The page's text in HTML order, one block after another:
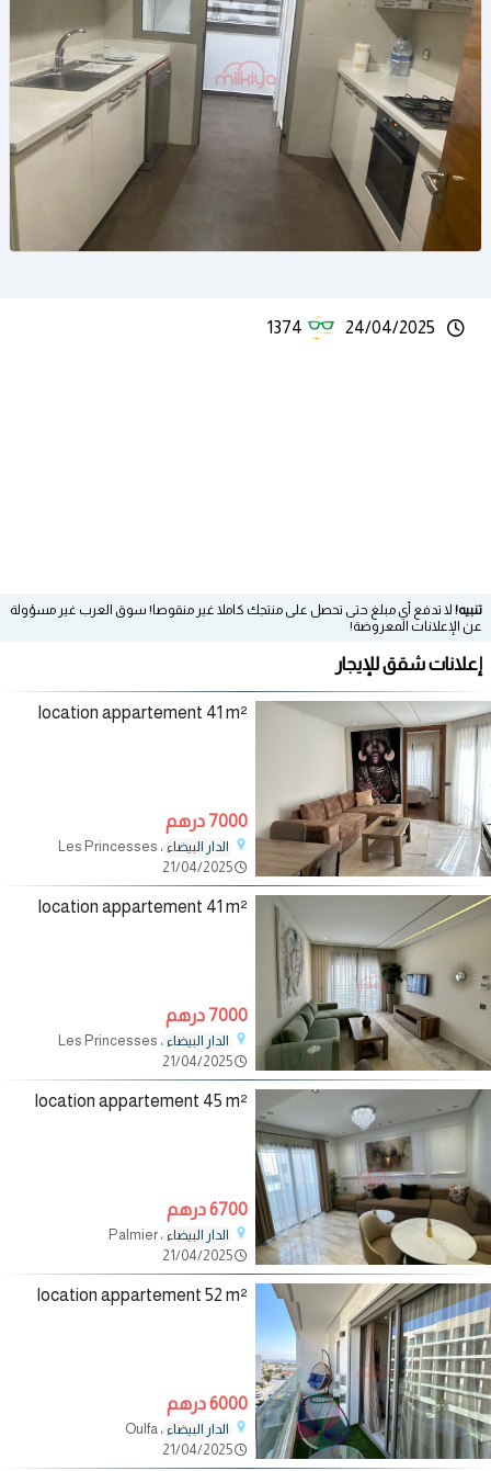
24/04/2025
1374
تنبيه! لا تدفع أي مبلغ حتى تحصل على منتجك كاملا غير منقوصا! سوق العرب غير مسؤولة
عن الإعلانات المعروضة!
إعلانات شقق للإيجار
location appartement 41 m²
7000 درهم
الدار البيضاء ، Les Princesses
21/04/2025
location appartement 41 m²
7000 درهم
الدار البيضاء ، Les Princesses
21/04/2025
location appartement 45 m²
6700 درهم
الدار البيضاء ، Palmier
21/04/2025
location appartement 52 m²
6000 درهم
الدار البيضاء ، Oulfa
21/04/2025